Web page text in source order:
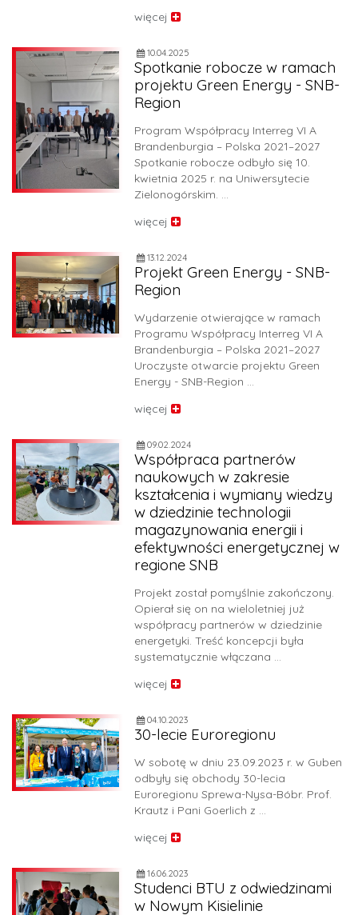
więcej
10.04.2025
Spotkanie robocze w ramach
projektu Green Energy - SNB-
Region
Program Współpracy Interreg VI A
Brandenburgia – Polska 2021–2027
Spotkanie robocze odbyło się 10.
kwietnia 2025 r. na Uniwersytecie
Zielonogórskim. …
więcej
13.12.2024
Projekt Green Energy - SNB-
Region
Wydarzenie otwierające w ramach
Programu Współpracy Interreg VI A
Brandenburgia – Polska 2021–2027
Uroczyste otwarcie projektu Green
Energy - SNB-Region …
więcej
09.02.2024
Współpraca partnerów
naukowych w zakresie
kształcenia i wymiany wiedzy
w dziedzinie technologii
magazynowania energii i
efektywności energetycznej w
regione SNB
Projekt został pomyślnie zakończony.
Opierał się on na wieloletniej już
współpracy partnerów w dziedzinie
energetyki. Treść koncepcji była
systematycznie włączana …
więcej
04.10.2023
30-lecie Euroregionu
W sobotę w dniu 23.09.2023 r. w Guben
odbyły się obchody 30-lecia
Euroregionu Sprewa-Nysa-Bóbr. Prof.
Krautz i Pani Goerlich z …
więcej
16.06.2023
Studenci BTU z odwiedzinami
w Nowym Kisielinie